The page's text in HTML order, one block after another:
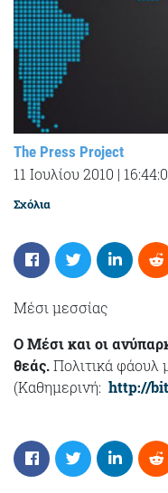
The Press Project
11 Ιουλίου 2010 |
Σχόλια
Μέσι μεσσίας
O Μέσι και οι
θεάς.Πολιτικά φάουλ
(Kαθημερινή: http://